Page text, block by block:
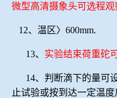
微型高清摄象头可选程观
12、温区〉600mm.
13、 实验结束荷重砣
14、 判断滴下的量可
止试验或按到达一定温